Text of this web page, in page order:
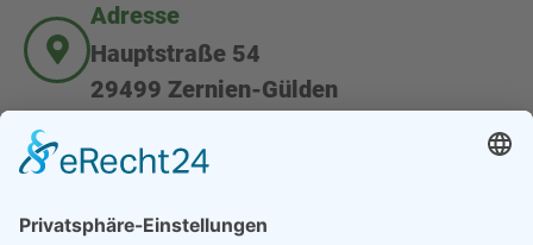
Adresse
Hauptstraße 54
29499 Zernien-Gülden
Kundenservice